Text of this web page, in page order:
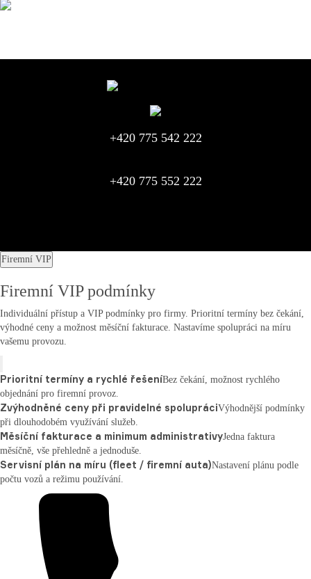
+420 775 542 222
+420 775 552 222
Firemní VIP
Firemní VIP podmínky
Individuální přístup a VIP podmínky pro firmy. Prioritní termíny bez čekání,
výhodné ceny a možnost měsíční fakturace. Nastavíme spolupráci na míru
vašemu provozu.
Prioritní termíny a rychlé řešeníBez čekání, možnost rychlého
objednání pro firemní provoz.
Zvýhodněné ceny při pravidelné spolupráciVýhodnější podmínky
při dlouhodobém využívání služeb.
Měsíční fakturace a minimum administrativyJedna faktura
měsíčně, vše přehledně a jednoduše.
Servisní plán na míru (fleet / firemní auta)Nastavení plánu podle
počtu vozů a režimu používání.